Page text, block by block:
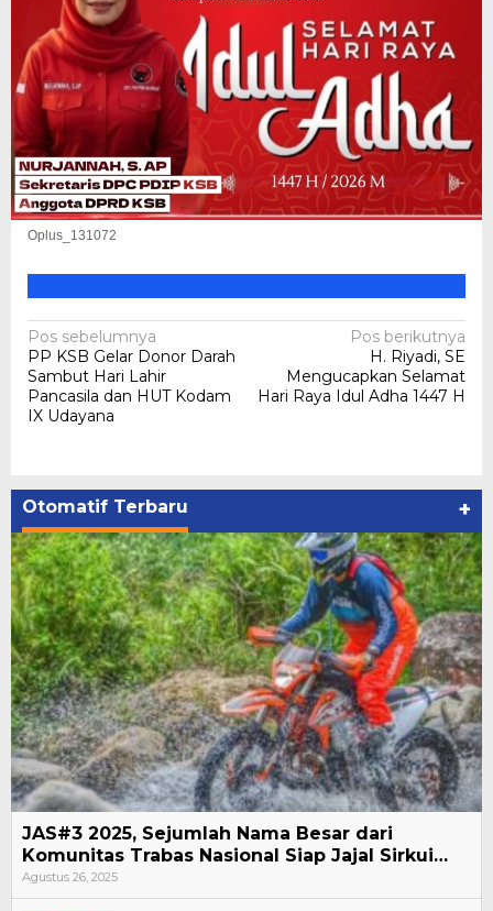
Oplus_131072
Navigasi
pos
Pos sebelumnya
PP KSB Gelar Donor Darah
Sambut Hari Lahir
Pancasila dan HUT Kodam
IX Udayana
Pos berikutnya
H. Riyadi, SE
Mengucapkan Selamat
Hari Raya Idul Adha 1447 H
Otomatif Terbaru +
JAS#3 2025, Sejumlah Nama Besar dari
Komunitas Trabas Nasional Siap Jajal Sirkui…
Agustus 26, 2025